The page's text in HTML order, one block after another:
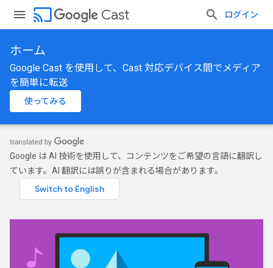
cast Cast ログイン
ホーム
Google Cast を使用して、Cast 対応デバイス間でメディア
を簡単に転送
使ってみる
Google は AI 技術を使用して、コンテンツをご希望の言語に翻訳し
ています。AI 翻訳には誤りが含まれる場合があります。